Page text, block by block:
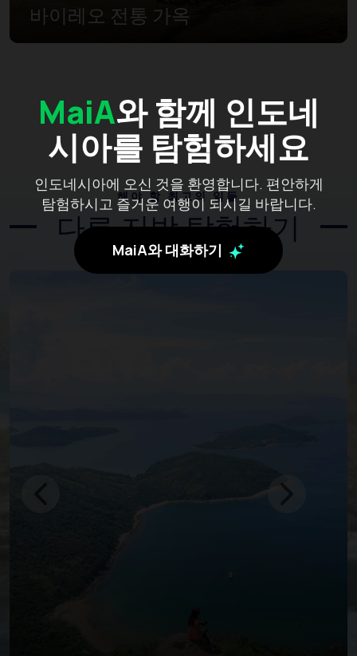
MaiA와 함께 인도네
시아를 탐험하세요
인도네시아에 오신 것을 환영합니다. 편안하게
탐험하시고 즐거운 여행이 되시길 바랍니다.
MaiA와 대화하기
바이레오 전통 가옥
해야 할 최고의 일들
다른 지방 탐험하기